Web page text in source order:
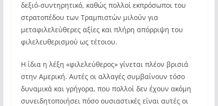
δεξιό-συντηρητικό, καθώς πολλοί εκπρόσωποι του
στρατοπέδου των Τραμπιστών μιλούν για
μεταφιλελεύθερες αξίες και πλήρη απόρριψη του
φιλελευθερισμού ως τέτοιου.
Η ίδια η λέξη «φιλελεύθερος» γίνεται πλέον βρισιά
στην Αμερική. Αυτές οι αλλαγές συμβαίνουν τόσο
δυναμικά και γρήγορα, που πολλοί δεν έχουν ακόμη
συνειδητοποιήσει πόσο ουσιαστικές είναι αυτές οι